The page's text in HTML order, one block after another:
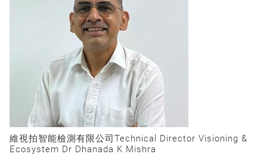
維視拍智能檢測有限公司Technical Director Visioning &
Ecosystem Dr Dhanada K Mishra